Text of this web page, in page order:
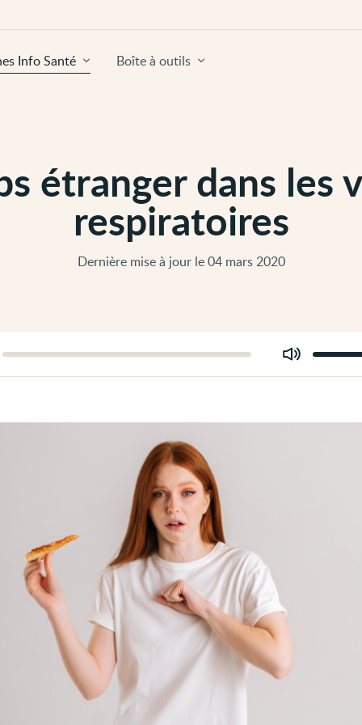
étranger dans les
respiratoires
Dernière mise à jour le 04 mars 2020
Info Santé Boîte à outils
Modifier
volume